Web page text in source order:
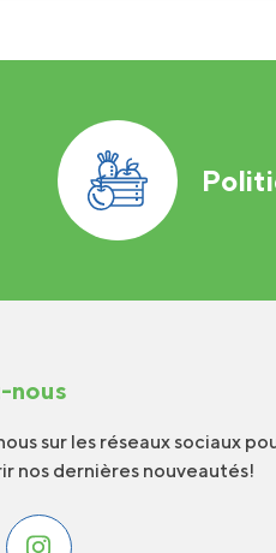
nous
sur les réseaux sociaux
nos dernières nouveautés!